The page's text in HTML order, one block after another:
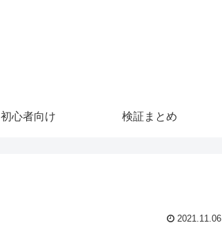
初心者向け 検証まとめ
2021.11.06